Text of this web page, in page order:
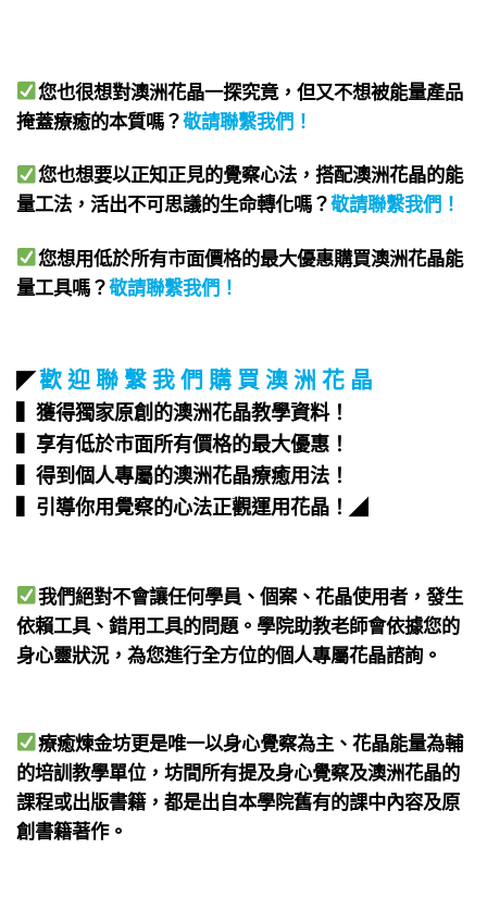
您也很想對澳洲花晶一探究竟，但又不想被能量產品
掩蓋療癒的本質嗎？敬請聯繫我們 ！
您也想要以正知正見的覺察心法，搭配澳洲花晶的能
量工法，活出不可思議的生命轉化嗎？敬請聯繫我們 ！
您想用低於所有市面價格的最大優惠購買澳洲花晶能
量工具嗎？敬請聯繫我們 ！
◤歡 迎 聯 繫 我 們 購 買 澳 洲 花 晶
▍獲得獨家原創的澳洲花晶教學資料！
▍享有低於市面所有價格的最大優惠！
▍得到個人專屬的澳洲花晶療癒用法！
▍引導你用覺察的心法正觀運用花晶！ ◢
我們絕對不會讓任何學員、個案、花晶使用者，發生
依賴工具、錯用工具的問題。學院助教老師會依據您的
身心靈狀況，為您進行全方位的個人專屬花晶諮詢。
療癒煉金坊更是唯一以身心覺察為主、花晶能量為輔
的培訓教學單位，坊間所有提及身心覺察及澳洲花晶的
課程或出版書籍，都是出自本學院舊有的課中內容及原
創書籍著作。